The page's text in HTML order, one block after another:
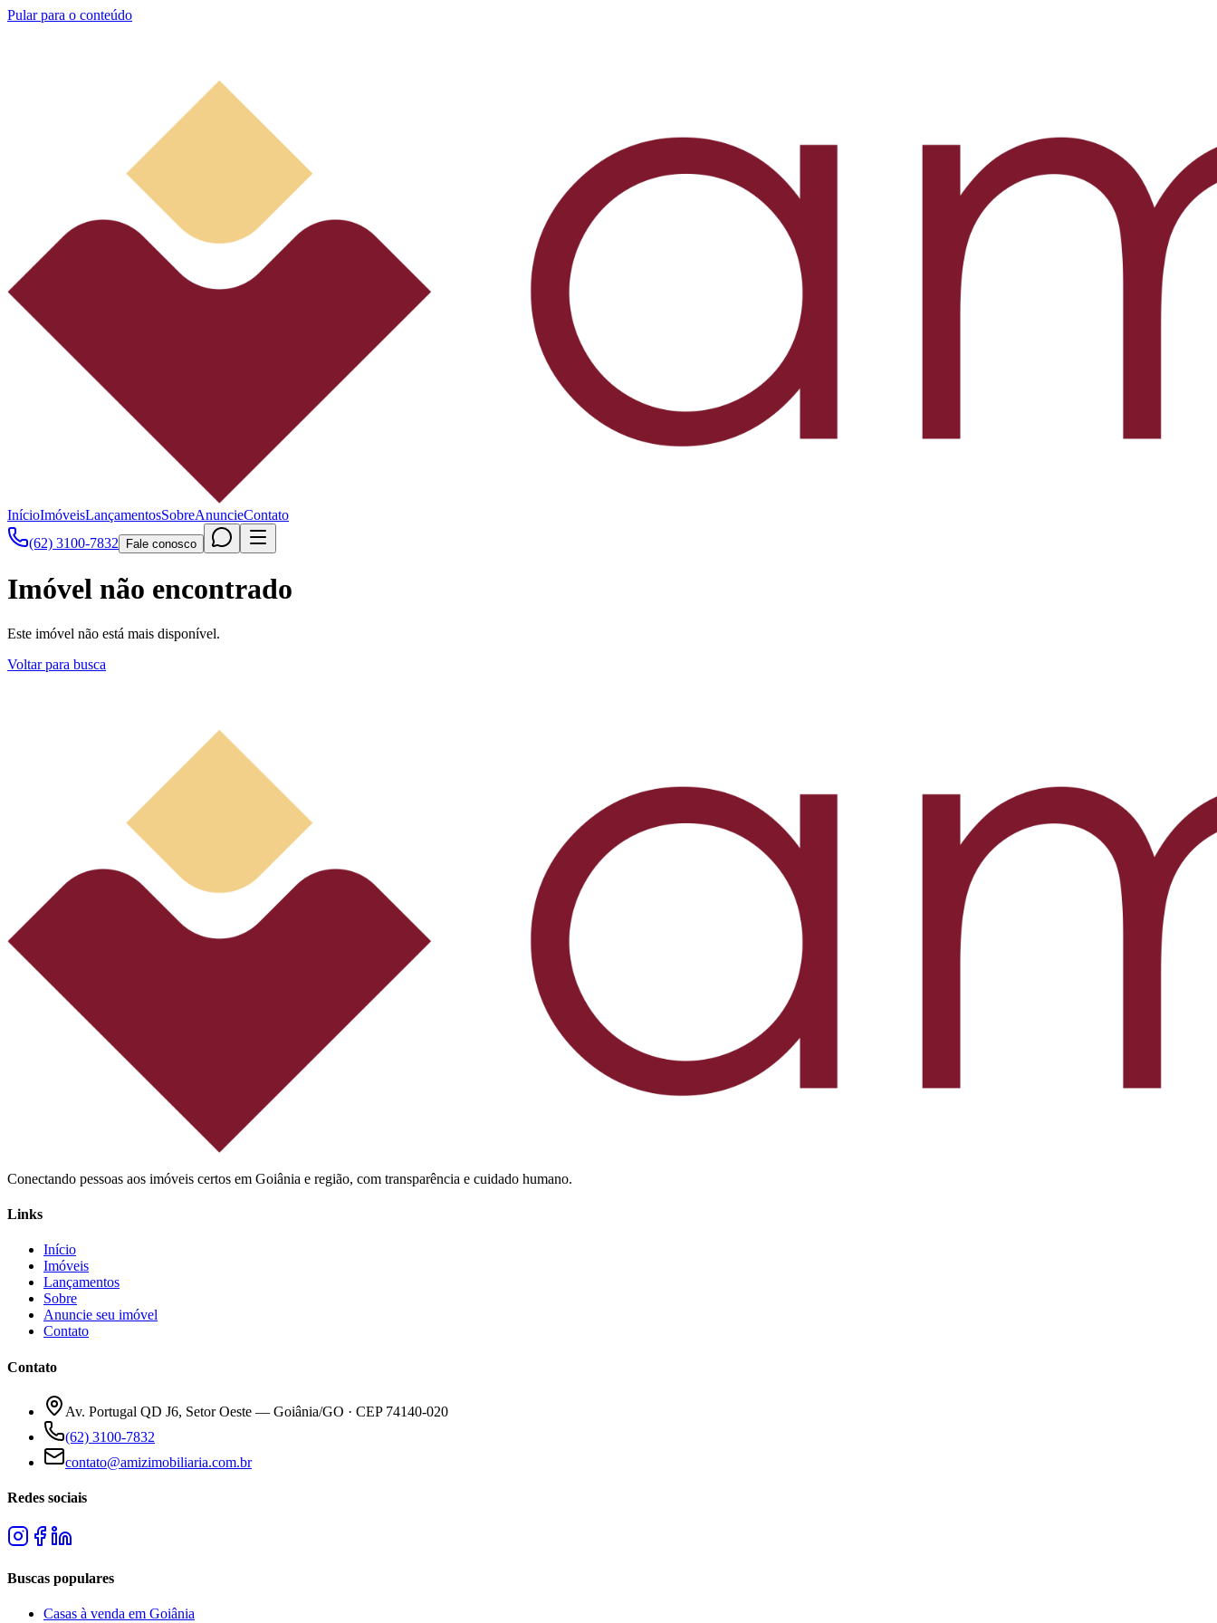
Pular para o conteúdo
InícioImóveisLançamentosSobreAnuncieContato
(62) 3100-7832
Fale conosco
Imóvel não encontrado
Este imóvel não está mais disponível.
Voltar para busca
Conectando pessoas aos imóveis certos em Goiânia e região, com transparência e cuidado humano.
Links
Início
Imóveis
Lançamentos
Sobre
Anuncie seu imóvel
Contato
Contato
Av. Portugal QD J6, Setor Oeste — Goiânia/GO · CEP 74140-020
(62) 3100-7832
contato@amizimobiliaria.com.br
Redes sociais
Buscas populares
Casas à venda em Goiânia